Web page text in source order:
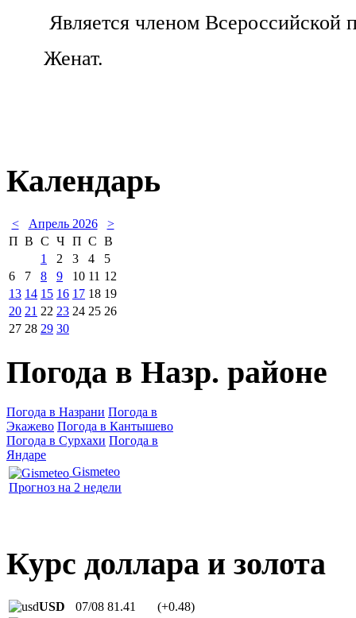
Является членом Всероссийской
Женат.
Календарь
< Апрель 2026
>
П В С Ч П С В
1
2 3 4
5
6
7 8 9 10 11 12
13 14 15 16 17 18 19
20 21 22 23 24 25 26
27 28 29 30
Погода в Назр. районе
Погода в Назрани Погода в
Экажево Погода в Кантышево
Погода в Сурхахи Погода в
Яндаре
Gismeteo
Прогноз на 2 недели
Курс доллара и золота
USD 07/08 81.41
(+0.48)